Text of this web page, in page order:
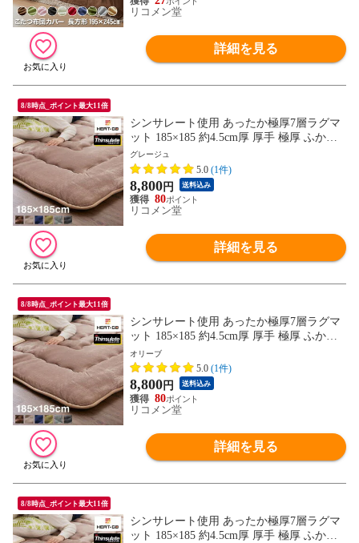
リコメン堂
詳細を見る
8/8時点_ポイント最大11倍
シンサレート使用 あったか極厚7層ラグマ
ット 185×185 約4.5cm厚 厚手 極厚 ふかふ
か リビング ラグ ラグマット 絨毯 ホット
カーペット対応 カーペット あったか シン
サレート こたつ 敷布団 こたつ敷き布団
【送料無料】
グレージュ
5.0 (1件)
8,800円 送料込み
80
リコメン堂
詳細を見る
8/8時点_ポイント最大11倍
シンサレート使用 あったか極厚7層ラグマ
ット 185×185 約4.5cm厚 厚手 極厚 ふかふ
か リビング ラグ ラグマット 絨毯 ホット
カーペット対応 カーペット あったか シン
サレート こたつ 敷布団 こたつ敷き布団
【送料無料】
オリーブ
5.0 (1件)
8,800円 送料込み
80
リコメン堂
詳細を見る
8/8時点_ポイント最大11倍
シンサレート使用 あったか極厚7層ラグマ
ット 185×185 約4.5cm厚 厚手 極厚 ふかふ